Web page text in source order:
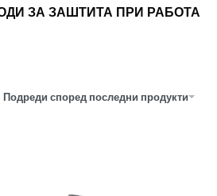
ЗА ЗАШТИТА ПРИ РАБОТА
Подреди според последни продукти